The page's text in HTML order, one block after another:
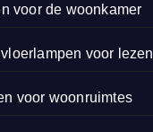
voor de woonkamer
voor lezen
voor woonruimtes